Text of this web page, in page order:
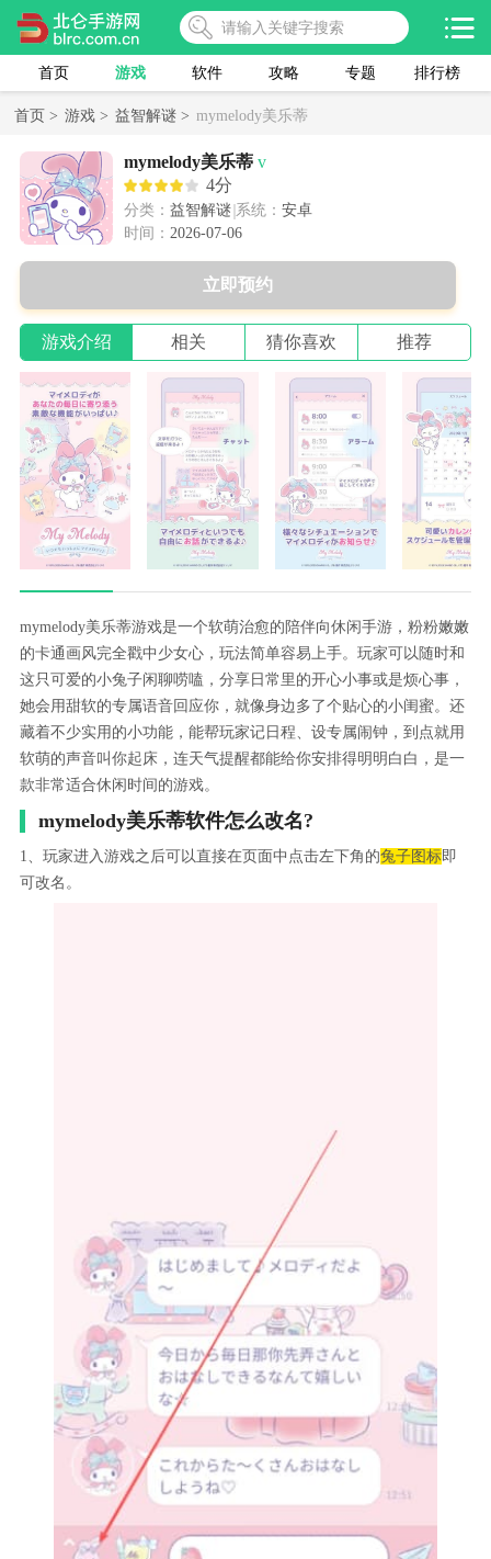
首页 游戏 软件 攻略 专题 排行榜
首页 > 游戏 > 益智解谜 > mymelody美乐蒂
mymelody美乐蒂 v
4分
分类： 益智解谜 系统： 安卓
时间： 2026-07-06
立即预约
游戏介绍 相关 猜你喜欢 推荐
mymelody美乐蒂游戏是一个软萌治愈的陪伴向休闲手游，粉粉嫩嫩
的卡通画风完全戳中少女心，玩法简单容易上手。玩家可以随时和
这只可爱的小兔子闲聊唠嗑，分享日常里的开心小事或是烦心事，
她会用甜软的专属语音回应你，就像身边多了个贴心的小闺蜜。还
藏着不少实用的小功能，能帮玩家记日程、设专属闹钟，到点就用
软萌的声音叫你起床，连天气提醒都能给你安排得明明白白，是一
款非常适合休闲时间的游戏。
mymelody美乐蒂软件怎么改名?
1、玩家进入游戏之后可以直接在页面中点击左下角的兔子图标即
可改名。